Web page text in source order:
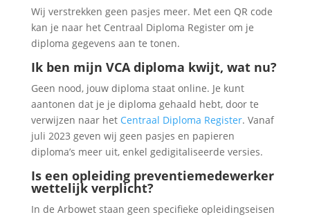
Wij verstrekken geen pasjes meer. Met een QR code
kan je naar het Centraal Diploma Register om je
diploma gegevens aan te tonen.
Ik ben mijn VCA diploma kwijt, wat nu?
Geen nood, jouw diploma staat online. Je kunt
aantonen dat je je diploma gehaald hebt, door te
verwijzen naar het Centraal Diploma Register. Vanaf
juli 2023 geven wij geen pasjes en papieren
diploma’s meer uit, enkel gedigitaliseerde versies.
Is een opleiding preventiemedewerker
wettelijk verplicht?
In de Arbowet staan geen specifieke opleidingseisen